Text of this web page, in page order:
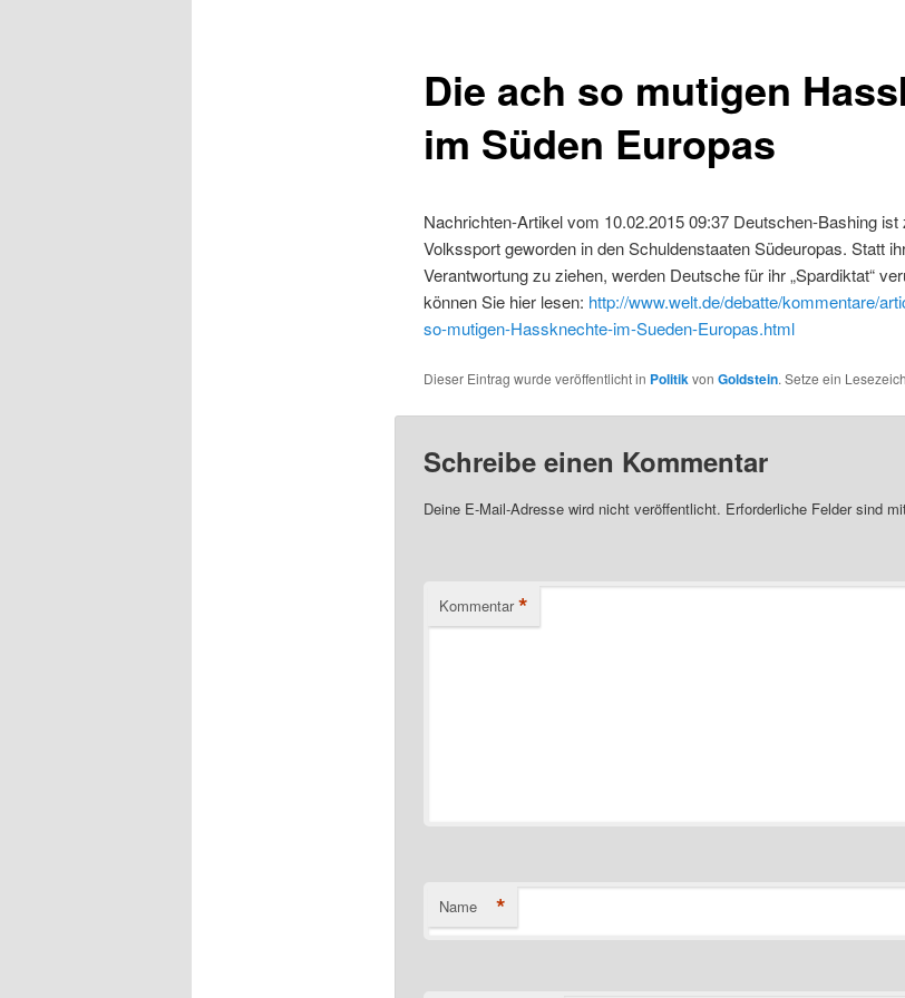
Die ach so mutigen
im Süden Europas
Nachrichten-Artikel vom 10.02.2015 09:37 Deutschen-Bashing ist
Volkssport geworden in den Schuldenstaaten Südeuropas. Statt
Verantwortung zu ziehen, werden Deutsche für ihr „Spardiktat“
können Sie hier lesen: http://www.welt.de/debatte/kommentare/
so-mutigen-Hassknechte-im-Sueden-Europas.html
Dieser Eintrag wurde veröffentlicht in Politikvon Goldstein. Setze ein
Schreibe einen Kommentar
Deine E-Mail-Adresse wird nicht veröffentlicht. Erforderliche Felder sind
Kommentar *
Name *